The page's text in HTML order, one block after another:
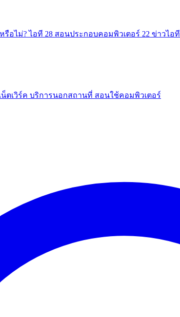
รือไม่? ไอที 28 สอนประกอบคอมพิวเตอร์ 22 ข่าวไอที
น็ตเวิร์ค บริการนอกสถานที่ สอนใช้คอมพิวเตอร์